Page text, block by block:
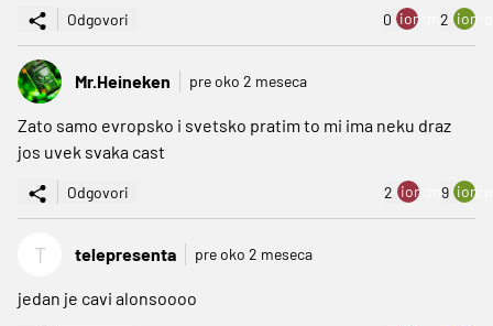
Odgovori 0 ion:minus
2
Mr.Heineken pre oko 2 meseca
Zato samo evropsko i svetsko pratim to mi ima neku draz
jos uvek svaka cast
Odgovori 2 ion:minus
9
T telepresenta pre oko 2 meseca
jedan je cavi alonsoooo